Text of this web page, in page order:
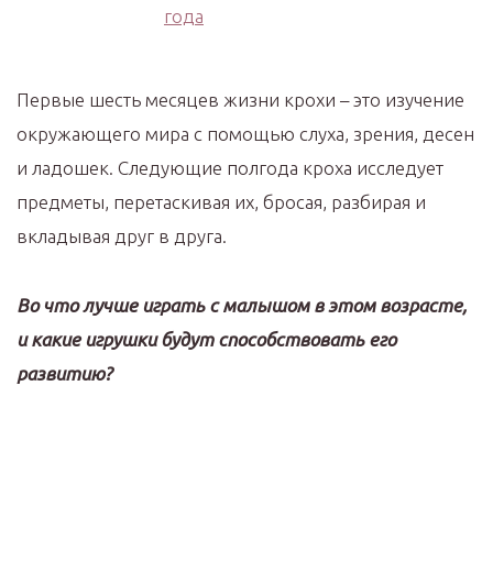
Первые шесть месяцев жизни крохи – это изучение
окружающего мира с помощью слуха, зрения, десен
и ладошек. Следующие полгода кроха исследует
предметы, перетаскивая их, бросая, разбирая и
вкладывая друг в друга.
Во что лучше играть с малышом в этом возрасте,
и какие игрушки будут способствовать его
развитию?